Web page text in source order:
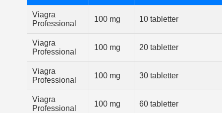
Viagra
Professional
100 mg 10 tabletter
Viagra
Professional
100 mg 20 tabletter
Viagra
Professional
100 mg 30 tabletter
Viagra
Professional
100 mg 60 tabletter